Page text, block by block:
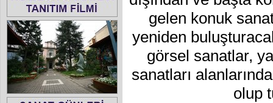
gelen konuk
yeniden
görsel sanatlar,
sanatları
olup